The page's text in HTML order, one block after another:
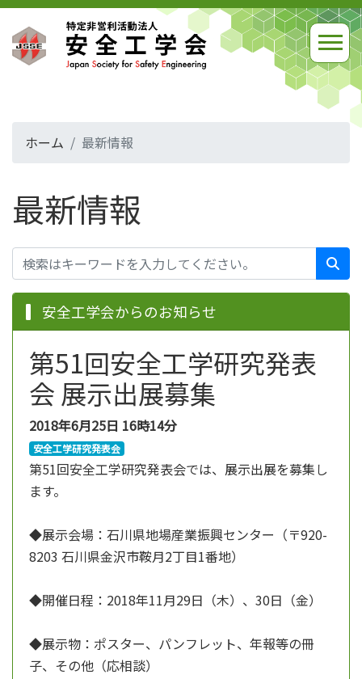
ホーム 最新情報
最新情報
安全工学会からのお知らせ
第51回安全工学研究発表
会 展示出展募集
2018年6月25日 16時14分
安全工学研究発表会
第51回安全工学研究発表会では、展示出展を募集し
ます。
◆展示会場：石川県地場産業振興センター（〒920-
8203 石川県金沢市鞍月2丁目1番地）
◆開催日程：2018年11月29日（木）、30日（金）
◆展示物：ポスター、パンフレット、年報等の冊
子、その他（応相談）